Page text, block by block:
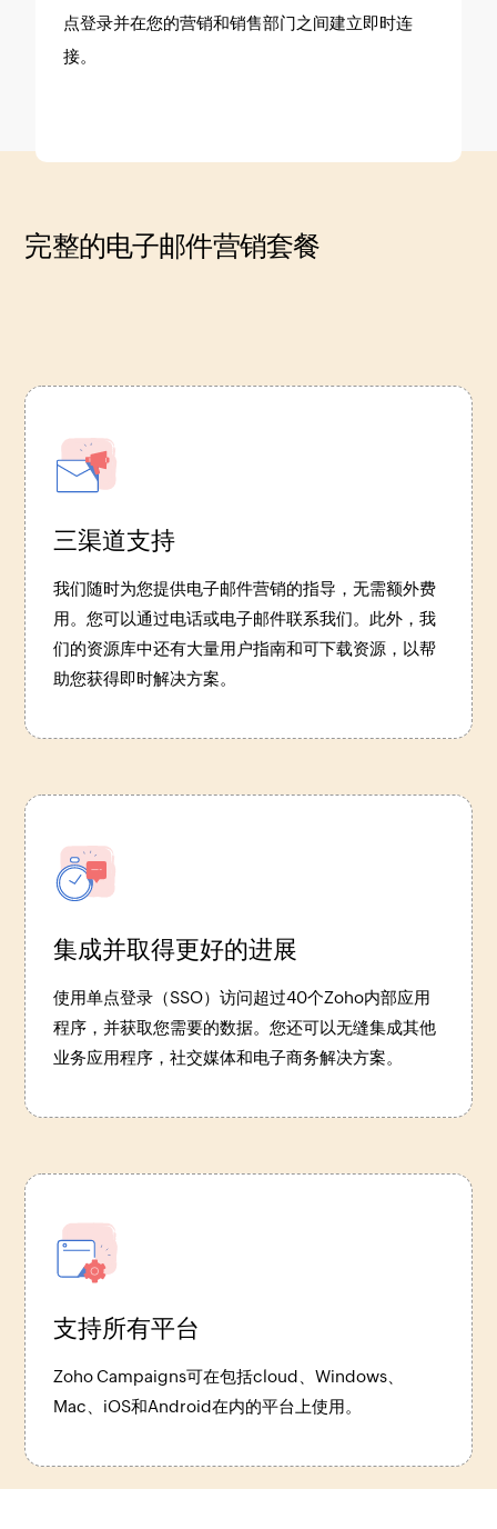
点登录并在您的营销和销售部门之间建立即时连
接。
完整的电子邮件营销套餐
三渠道支持
我们随时为您提供电子邮件营销的指导，无需额外费
用。您可以通过电话或电子邮件联系我们。此外，我
们的资源库中还有大量用户指南和可下载资源，以帮
助您获得即时解决方案。
集成并取得更好的进展
使用单点登录（SSO）访问超过40个Zoho内部应用
程序，并获取您需要的数据。您还可以无缝集成其他
业务应用程序，社交媒体和电子商务解决方案。
支持所有平台
Zoho Campaigns可在包括cloud、Windows、
Mac、iOS和Android在内的平台上使用。